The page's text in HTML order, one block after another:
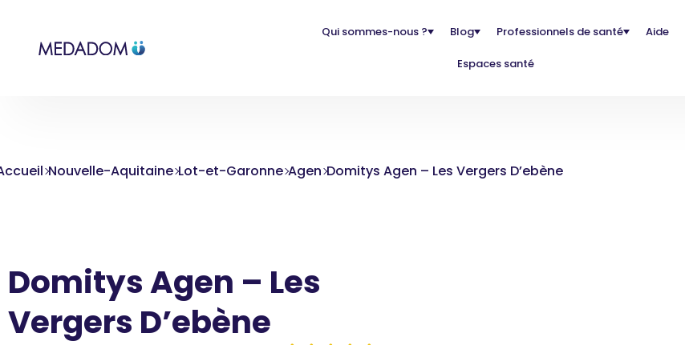
Qui sommes-nous ? Blog Professionnels de santé Aide
Espaces santé
Nouvelle-Aquitaine Lot-et-Garonne Agen Domitys Agen – Les Vergers D’ebène
Domitys Agen – Les
Vergers D’ebène